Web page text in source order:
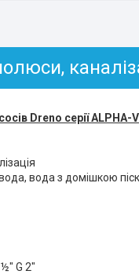
Dreno серії ALPHA-V
вода з домішкою
G 2"